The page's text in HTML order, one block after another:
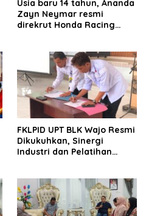
Usia baru 14 tahun, Ananda
Zayn Neymar resmi
direkrut Honda Racing
1500 cc Kejurnas Balap
Mobil
FKLPID UPT BLK Wajo Resmi
Dikukuhkan, Sinergi
Industri dan Pelatihan